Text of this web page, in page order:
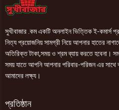
সুখীবাজার .কম একটি অনলাইন ভিত্তিক ই-কমার্স
নিত্য প্রয়োজনিয় সামগ্রী নিয়ে আপনার হাতের
অতিরিক্ত টাকা,সময় ও শ্রম ব্যায় করতে হবেনা।
সময় যাতে আপনি আপনার পরিবার-পরিজন এর সাথে
আমাদের লক্ষ্য।
প্রতিষ্ঠান